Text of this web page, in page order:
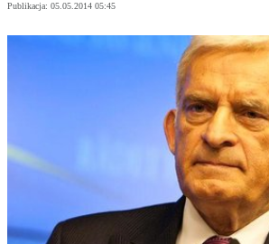
Publikacja: 05.05.2014 05:45